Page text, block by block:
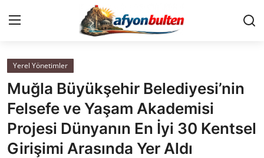
Anasayfa
Cumhurbaşkanlığı
Genel Merkez
Yerel Yönetimler
Muğla Büyükşehir Belediyesi’nin
Felsefe ve Yaşam Akademisi
Projesi Dünyanın En İyi 30 Kentsel
Girişimi Arasında Yer Aldı